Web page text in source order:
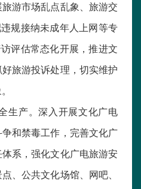
游市场乱点乱象、旅游交
规接纳未成年人上网等专
评估常态化开展，推进文
旅游投诉处理，切实维护
生产。深入开展文化广电
和禁毒工作，完善文化广
系，强化文化广电旅游安
、公共文化场馆、网吧、